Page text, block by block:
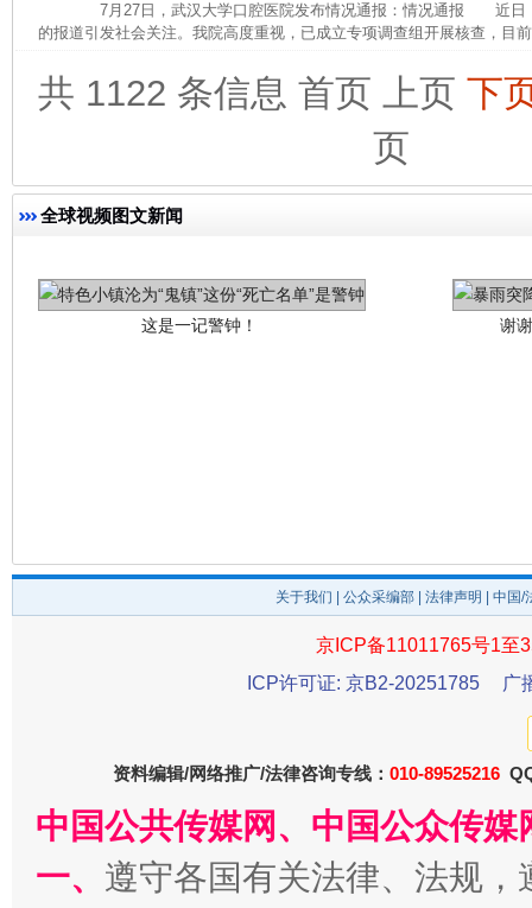
7月27日，武汉大学口腔医院发布情况通报：情况通报 近日
的报道引发社会关注。我院高度重视，已成立专项调查组开展核查，目
共 1122 条信息 首页 上页 下
页
全球视频图文新闻这是一记警钟！
魏明亮
关于我们 公众采编部 法律声明 | 中国
京ICP备11011765号1至
ICP许可证: 京B2-20251785
广
资料编辑/网络推广/法律咨询专线： 010-89525216
中国公共传媒网、中国公众传
一、 遵守各国有关法律、法规